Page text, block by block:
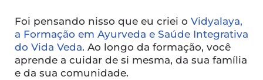
Foi pensando nisso que eu criei o Vidyalaya,
a Formação em Ayurveda e Saúde Integrativa
do Vida Veda. Ao longo da formação, você
aprende a cuidar de si mesma, da sua família
e da sua comunidade.